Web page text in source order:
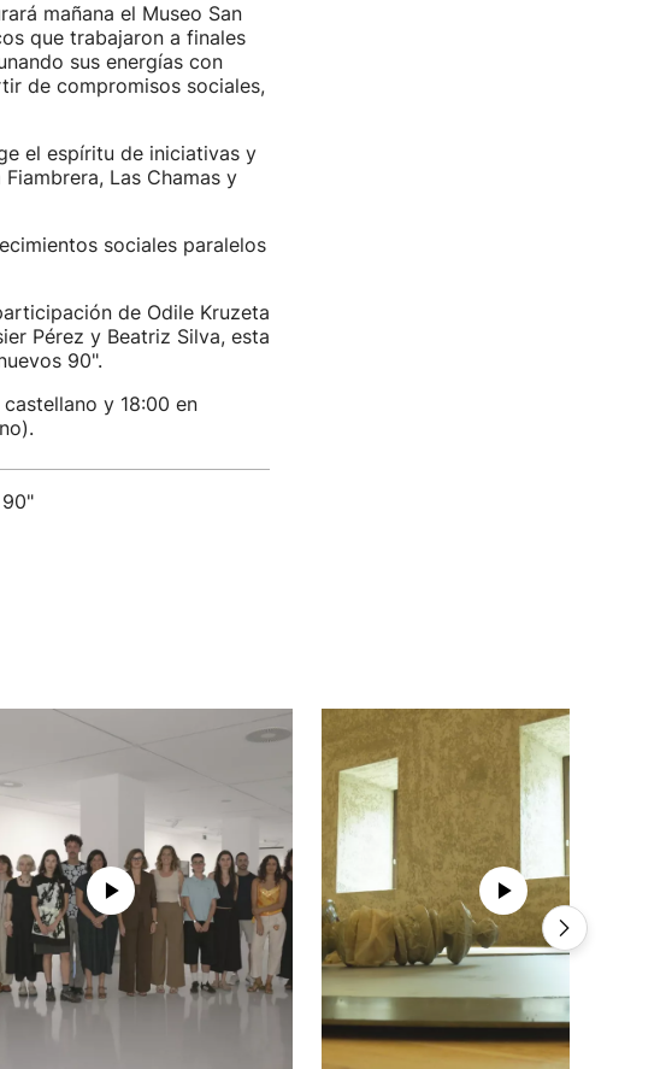
mañana el Museo San
que trabajaron a finales
sus energías con
de compromisos sociales,
el espíritu de iniciativas y
Las Chamas y
sociales paralelos
de Odile Kruzeta
Pérez y Beatriz Silva, esta
90".
y 18:00 en